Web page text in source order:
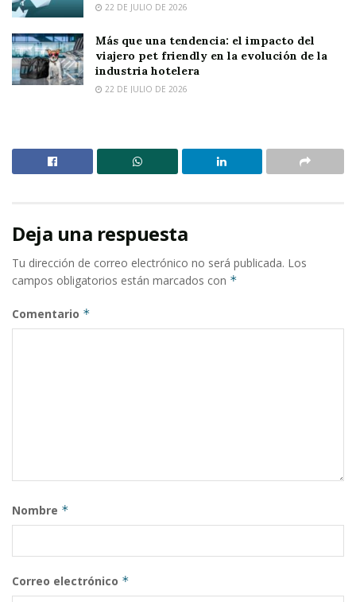
22 DE JULIO DE 2026
Más que una tendencia: el impacto del
viajero pet friendly en la evolución de la
industria hotelera
22 DE JULIO DE 2026
Deja una respuesta
Tu dirección de correo electrónico no será publicada. Los
campos obligatorios están marcados con *
Comentario *
Nombre *
Correo electrónico *